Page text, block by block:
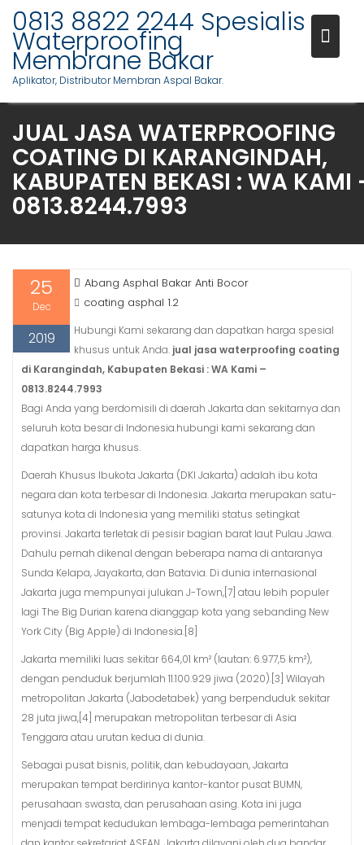
Skip
content
0813 8822 2244 Spesialis
Waterproofing
Membrane Bakar
Aplikator, Distributor Membran Aspal Bakar.
JUAL JASA WATERPROOFING
COATING DI KARANGINDAH,
KABUPATEN BEKASI : WA KAMI
0813.8244.7993
25
Dec
2019
Abang Asphal Bakar Anti Bocor
coating asphal 1.2
Hubungi Kami sekarang dan dapatkan harga spesial
khusus untuk Anda. jual jasa waterproofing coating
di Karangindah, Kabupaten Bekasi : WA Kami –
0813.8244.7993
Bagi Anda yang berdomisili di daerah Jakarta dan sekitarnya dan
seluruh kota besar di Indonesia.hubungi kami sekarang dan
dapatkan harga khusus.
Daerah Khusus Ibukota Jakarta (DKI Jakarta) adalah ibu kota
negara dan kota terbesar di Indonesia. Jakarta merupakan satu-
satunya kota di Indonesia yang memiliki status setingkat
provinsi. Jakarta terletak di pesisir bagian barat laut Pulau Jawa.
Dahulu pernah dikenal dengan beberapa nama di antaranya
Sunda Kelapa, Jayakarta, dan Batavia. Di dunia internasional
Jakarta juga mempunyai julukan J-Town,[7] atau lebih populer
lagi The Big Durian karena dianggap kota yang sebanding New
York City (Big Apple) di Indonesia.[8]
Jakarta memiliki luas sekitar 664,01 km² (lautan: 6.977,5 km²),
dengan penduduk berjumlah 11.100.929 jiwa (2020).[3] Wilayah
metropolitan Jakarta (Jabodetabek) yang berpenduduk sekitar
28 juta jiwa,[4] merupakan metropolitan terbesar di Asia
Tenggara atau urutan kedua di dunia.
Sebagai pusat bisnis, politik, dan kebudayaan, Jakarta
merupakan tempat berdirinya kantor-kantor pusat BUMN,
perusahaan swasta, dan perusahaan asing. Kota ini juga
menjadi tempat kedudukan lembaga-lembaga pemerintahan